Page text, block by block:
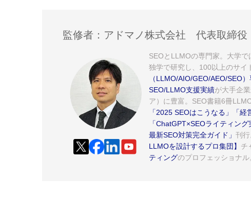
監修者：アドマノ株式会社 代表取締
SEOとLLMOの専門家。大学
独学で研究し、100以上のサイ
（LLMO/AIO/GEO/AEO/SEO
SEO/LLMO支援実績が大手企
ア）に豊富。SEO書籍6冊
「2025 SEOはこうなる」
「
「ChatGPT×SEOライティング
最新SEO対策完全ガイド」 刊
LLMOを設計するプロ集団】 チ
ティングのプロフェッショナル